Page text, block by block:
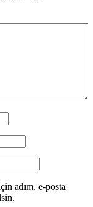
adım, e-posta